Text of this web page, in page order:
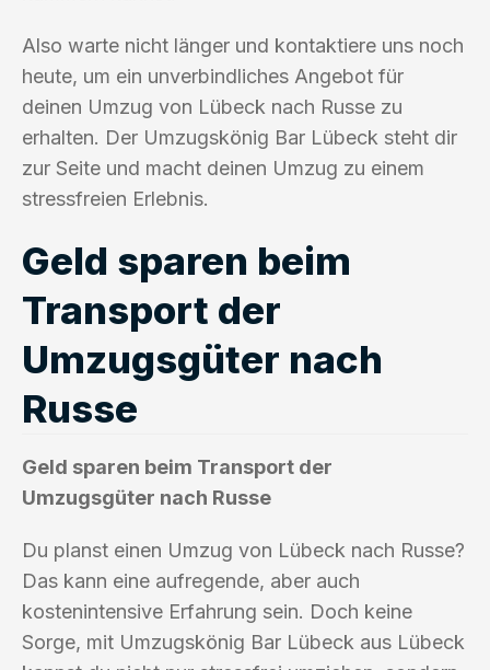
Also warte nicht länger und kontaktiere uns noch
heute, um ein unverbindliches Angebot für
deinen Umzug von Lübeck nach Russe zu
erhalten. Der Umzugskönig Bar Lübeck steht dir
zur Seite und macht deinen Umzug zu einem
stressfreien Erlebnis.
Geld sparen beim
Transport der
Umzugsgüter nach
Russe
Geld sparen beim Transport der
Umzugsgüter nach Russe
Du planst einen Umzug von Lübeck nach Russe?
Das kann eine aufregende, aber auch
kostenintensive Erfahrung sein. Doch keine
Sorge, mit Umzugskönig Bar Lübeck aus Lübeck